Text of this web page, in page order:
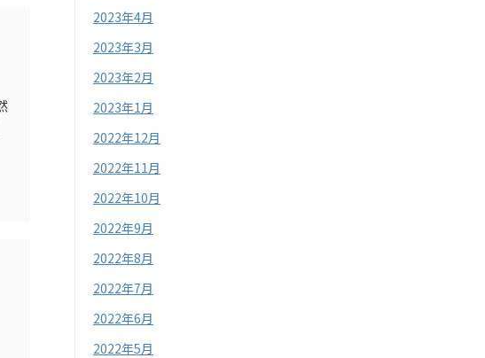
2023年4月
2023年3月
2023年2月
2023年1月
2022年12月
2022年11月
2022年10月
2022年9月
2022年8月
2022年7月
2022年6月
2022年5月